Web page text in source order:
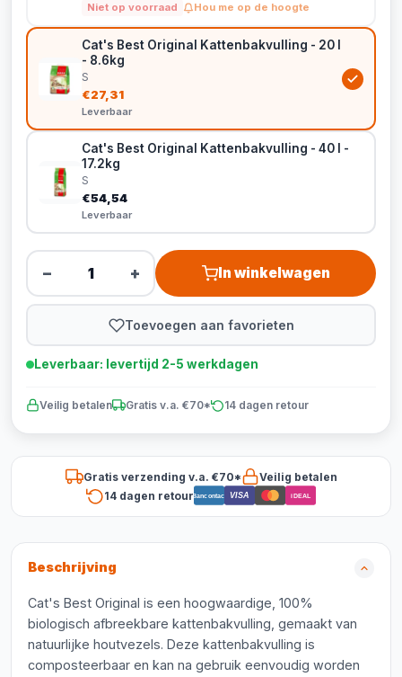
Niet op voorraad Hou me op de hoogte
Cat's Best Original Kattenbakvulling - 20 l
- 8.6kg
S
€27,31
Leverbaar
Cat's Best Original Kattenbakvulling - 40 l -
17.2kg
S
€54,54
Leverbaar
− + In winkelwagen
Toevoegen aan favorieten
Leverbaar: levertijd 2-5 werkdagen
Veilig betalen Gratis v.a. €70* 14 dagen retour
Gratis verzending v.a. €70*
Veilig betalen
14 dagen retourBancontact VISA iDEAL
Beschrijving
Cat's Best Original is een hoogwaardige, 100%
biologisch afbreekbare kattenbakvulling, gemaakt van
natuurlijke houtvezels. Deze kattenbakvulling is
composteerbaar en kan na gebruik eenvoudig worden